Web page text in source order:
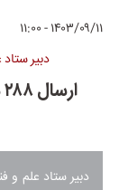
۱۴۰۳/۰۹/۱۱ - ۱۱:۰۰
دبیر